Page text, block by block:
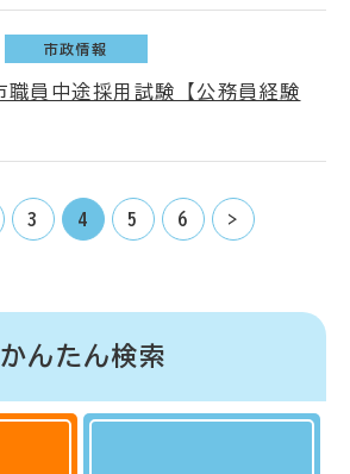
市政情報
員中途採用試験【公務員経験
3 4 5 6 >
かんたん検索